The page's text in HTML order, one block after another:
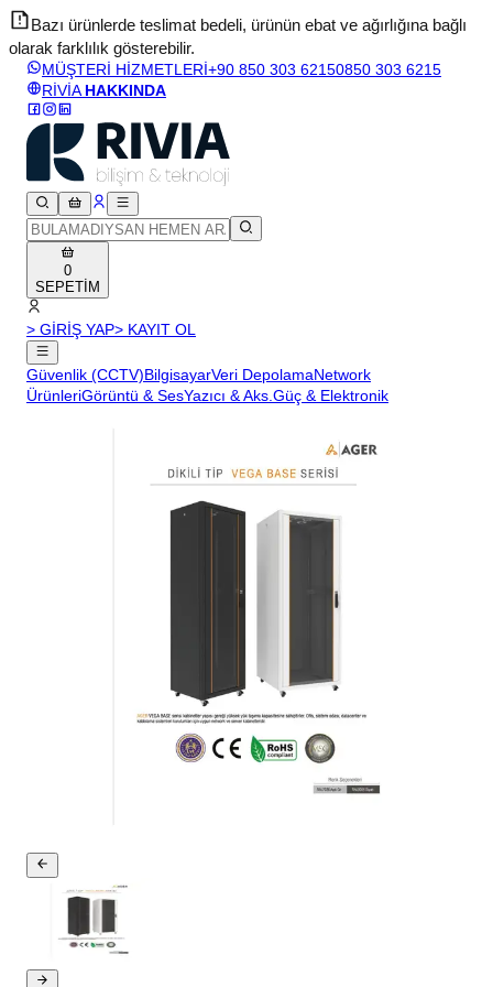
Bazı ürünlerde teslimat bedeli, ürünün ebat ve ağırlığına bağlı
olarak farklılık gösterebilir.
MÜŞTERİ HİZMETLERİ+90 850 303 62150850 303 6215
RİVİA HAKKINDA
0
SEPETİM
> GİRİŞ YAP> KAYIT OL
Güvenlik (CCTV)BilgisayarVeri DepolamaNetwork
ÜrünleriGörüntü & SesYazıcı & Aks.Güç & Elektronik